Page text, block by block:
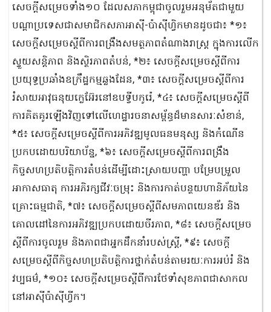
សេចក្តីសម្រេចទាំង១០ ដែលសភាកម្ពុជាចូលរួមអនុម័តជាមួយ
បណ្តាប្រទេសជាសមាជិកសភាអាស៊ី-ប៉ាស៊ីហ្វិកមានដូចជា៖ *១៖
សេចក្តីសម្រេចស្តីពីការពង្រឹងសមត្ថភាពតំណាងរាស្ត្រ ក្នុងការលើក
ស្ទួយសន្តិភាព និងស្ថិរភាពតំបន់, *២៖ សេចក្តីសម្រេចស្តីពីការ
ប្រយុទ្ធប្រឆាំងឧក្រឹដ្ឋកម្មឆ្លងដែន, *៣៖ សេចក្តីសម្រេចស្តីពីការ
រំសាយអាវុធនុយក្លេអ៊ែរនៅឧបទ្វីបកូរ៉េ, *៤៖ សេចក្តីសម្រេចស្តីពី
ការគិតគូរឡើងវិញទៅលើហេដ្ឋារចនាសម្ព័ន្ធដ៏មានសារៈសំខាន់,
*៥៖ សេចក្តីសម្រេចស្តីពីការអភិវឌ្ឍមូលធនមនុស្ស និងកំណើន
ប្រកបដោយបរិយាប័ន្ន, *៦៖ សេចក្តីសម្រេចស្តីពីការពង្រឹង
កិច្ចសហប្រតិបត្តិការតំបន់ដើម្បីដោះស្រាយបញ្ហា បម្រែបម្រួល
អាកាសធាតុ ការអភិរក្សជីវៈចម្រុះ និងការកាត់បន្ថយហានិភ័យនៃ
គ្រោះធម្មជាតិ, *៧៖ សេចក្តីសម្រេចស្តីពីសមភាពយេនឌ័រ និង
គោលដៅនៃការអភិវឌ្ឍប្រកបដោយចីរភាព, *៨៖ សេចក្តីសម្រេច
ស្តីពីការចូលរួម និងភាពជាអ្នកដឹកនាំរបស់ស្រ្តី, *៩៖ សេចក្តី
សម្រេចស្តីពីកិច្ចសហប្រតិបត្តិការថ្នាក់តំបន់តាមរយៈការអប់រំ និង
វប្បធម៌, *១០៖ សេចក្តីសម្រេចស្តីពីការថែទាំសុខភាពជាសាកល
នៅអាស៊ីប៉ាស៊ីហ្វីក។